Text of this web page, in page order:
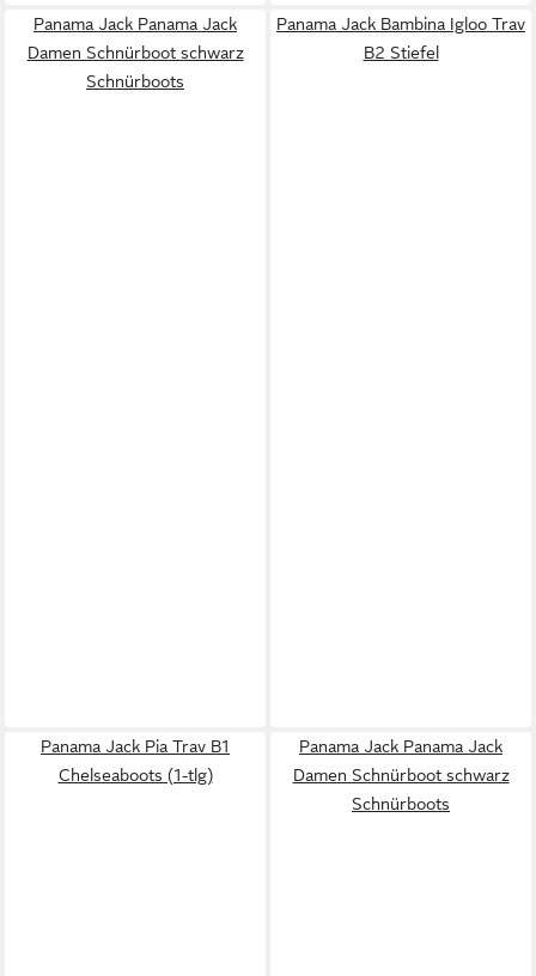
Panama Jack Panama Jack
Damen Schnürboot schwarz
Schnürboots
Panama Jack Bambina Igloo Trav
B2 Stiefel
Panama Jack Pia Trav B1
Chelseaboots (1-tlg)
Panama Jack Panama Jack
Damen Schnürboot schwarz
Schnürboots